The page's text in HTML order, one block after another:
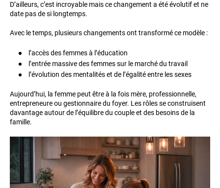
D’ailleurs, c’est incroyable mais ce changement a été évolutif et ne
date pas de si longtemps.
Avec le temps, plusieurs changements ont transformé ce modèle :
l’accès des femmes à l’éducation
l’entrée massive des femmes sur le marché du travail
l’évolution des mentalités et de l’égalité entre les sexes
Aujourd’hui, la femme peut être à la fois mère, professionnelle,
entrepreneure ou gestionnaire du foyer. Les rôles se construisent
davantage autour de l’équilibre du couple et des besoins de la
famille.